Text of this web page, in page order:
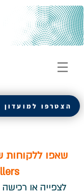
הצטרפו
לצפייה או